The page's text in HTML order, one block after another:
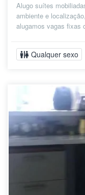
Alugo suítes
ambiente e
alugamos vagas fixas
Qualquer sexo